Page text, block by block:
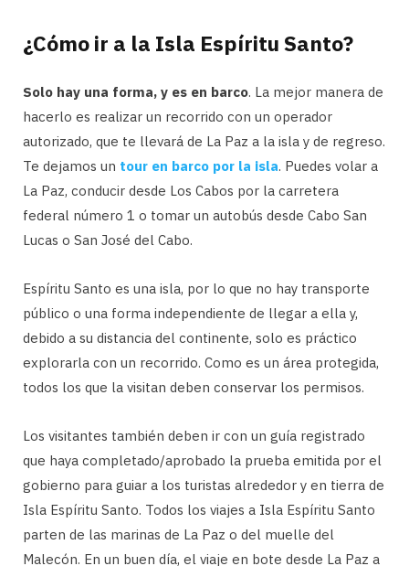
¿Cómo ir a la Isla Espíritu Santo?
Solo hay una forma, y ​​es en barco. La mejor manera de
hacerlo es realizar un recorrido con un operador
autorizado, que te llevará de La Paz a la isla y de regreso.
Te dejamos un tour en barco por la isla. Puedes volar a
La Paz, conducir desde Los Cabos por la carretera
federal número 1 o tomar un autobús desde Cabo San
Lucas o San José del Cabo.
Espíritu Santo es una isla, por lo que no hay transporte
público o una forma independiente de llegar a ella y,
debido a su distancia del continente, solo es práctico
explorarla con un recorrido. Como es un área protegida,
todos los que la visitan deben conservar los permisos.
Los visitantes también deben ir con un guía registrado
que haya completado/aprobado la prueba emitida por el
gobierno para guiar a los turistas alrededor y en tierra de
Isla Espíritu Santo. Todos los viajes a Isla Espíritu Santo
parten de las marinas de La Paz o del muelle del
Malecón. En un buen día, el viaje en bote desde La Paz a